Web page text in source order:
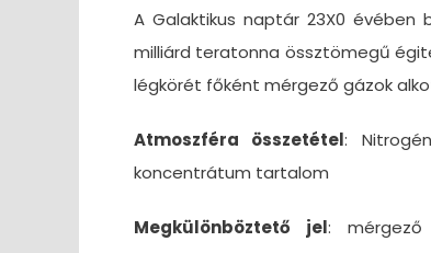
A Galaktikus naptár 23X0 évében
milliárd teratonna össztömegű
légkörét főként mérgező gázok
Atmoszféra összetétel:
koncentrátum tartalom
Megkülönböztető jel: mérgező